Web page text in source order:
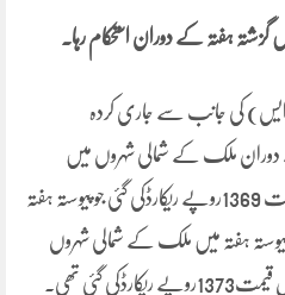
ہفتہ کے دوران استحکام رہا۔
ایس) کی جانب سے جاری کردہ
دوران ملک کے شمالی شہروں میں
سیمنٹ کی فی بوری کی اوسط ریٹیل قیمت 1369روپے ریکارڈکی گئی جو پیوستہ ہفتہ
کم ہے،پیوستہ ہفتہ میں ملک کے شمالی شہروں
گئی تھی۔